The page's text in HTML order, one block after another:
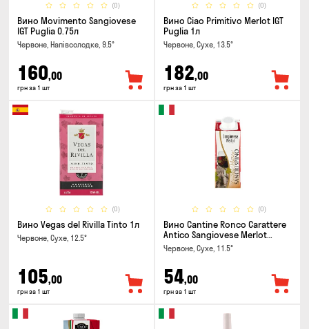
(0)
Вино Movimento Sangiovese
IGT Puglia 0.75л
Червоне, Напівсолодке, 9.5°
160,00
грн за 1 шт
(0)
Вино Ciao Primitivo Merlot IGT
Puglia 1л
Червоне, Сухе, 13.5°
182,00
грн за 1 шт
(0)
Вино Vegas del Rivilla Tinto 1л
Червоне, Сухе, 12.5°
105,00
грн за 1 шт
(0)
Вино Cantine Ronco Carattere
Antico Sangiovese Merlot
Rubicone IGT 0.25л
Червоне, Сухе, 11.5°
54,00
грн за 1 шт